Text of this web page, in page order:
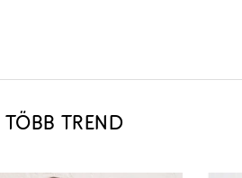
TÖBB TREND